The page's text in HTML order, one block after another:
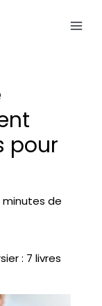
pour
minutes de
: 7 livres